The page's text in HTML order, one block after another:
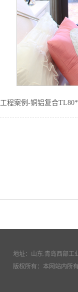
工程案例-铜铝复合
地址：山东.青岛西部
版权所有：本网站内所